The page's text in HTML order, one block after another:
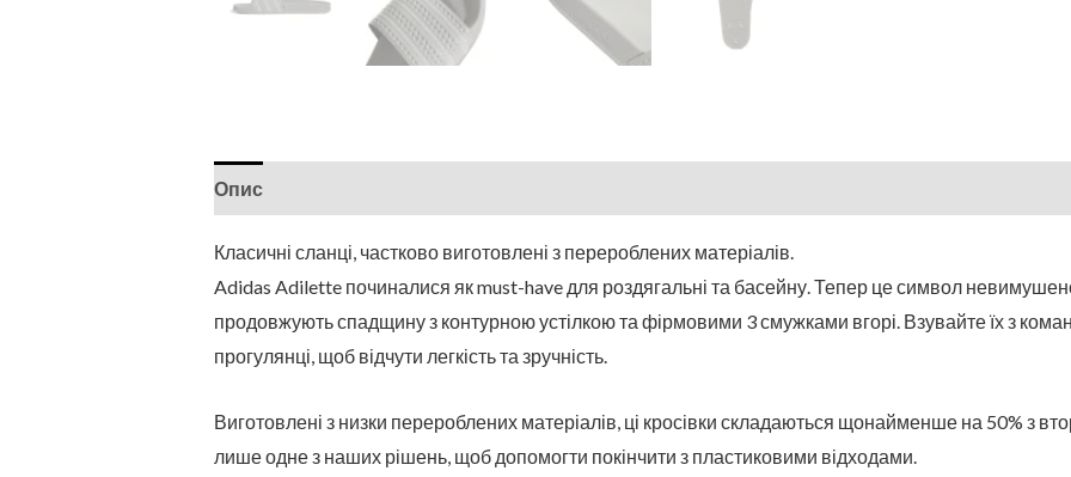
Опис
Класичні сланці, частково виготовлені з перероблених матеріалів.
Adidas Adilette починалися як must-have для роздягальні та басейну. Тепер це символ
продовжують спадщину з контурною устілкою та фірмовими 3 смужками вгорі. Взувайте їх з
прогулянці, щоб відчути легкість та зручність.
Виготовлені з низки перероблених матеріалів, ці кросівки складаються щонайменше на 50% з
лише одне з наших рішень, щоб допомогти покінчити з пластиковими відходами.